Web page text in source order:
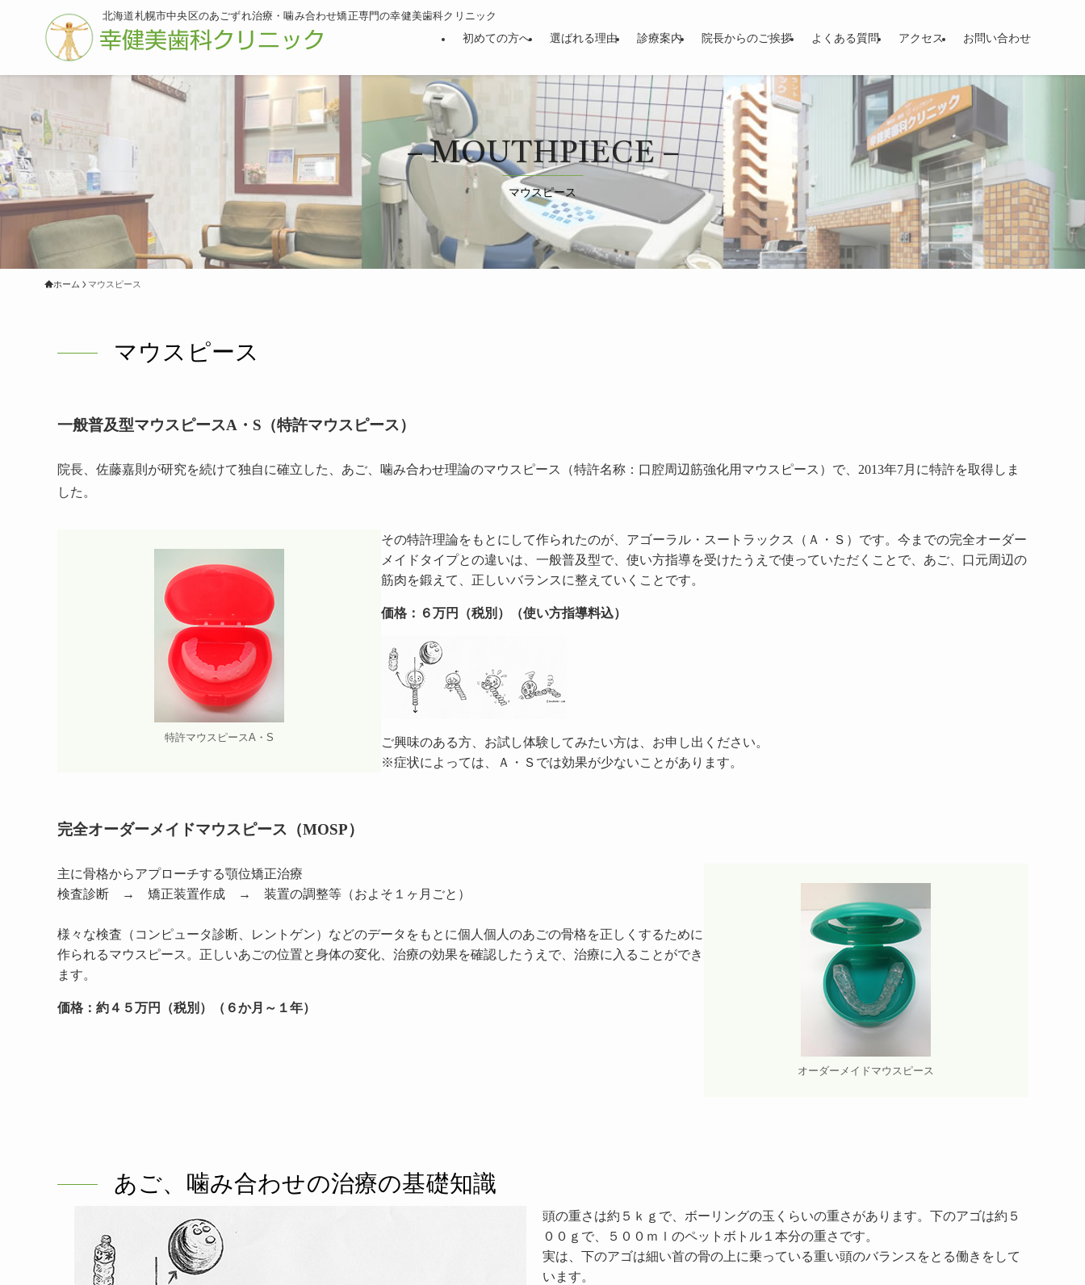
北海道札幌市中央区のあごずれ治療・噛み合わせ矯正専門の幸健美歯科クリニック
初めての方へ 選ばれる理由 診療案内 院長からのご挨拶 よくある質問 アクセス お問い合わせ
マウスピース
– MOUTHPIECE –
ホーム マウスピース
マウスピース
一般普及型マウスピースA・S（特許マウスピース）
院長、佐藤嘉則が研究を続けて独自に確立した、あご、噛み合わせ理論のマウスピース（特許名称：口腔周辺筋強化用マウスピース）で、2013年7月に特許を取得しま
した。
特許マウスピースA・S
その特許理論をもとにして作られたのが、アゴーラル・スートラックス（Ａ・Ｓ）です。今までの完全オーダー
メイドタイプとの違いは、一般普及型で、使い方指導を受けたうえで使っていただくことで、あご、口元周辺の
筋肉を鍛えて、正しいバランスに整えていくことです。
価格：６万円（税別）（使い方指導料込）
ご興味のある方、お試し体験してみたい方は、お申し出ください。
※症状によっては、Ａ・Ｓでは効果が少ないことがあります。
完全オーダーメイドマウスピース（MOSP）
主に骨格からアプローチする顎位矯正治療
検査診断 → 矯正装置作成 → 装置の調整等（およそ１ヶ月ごと）
様々な検査（コンピュータ診断、レントゲン）などのデータをもとに個人個人のあごの骨格を正しくするために
作られるマウスピース。正しいあごの位置と身体の変化、治療の効果を確認したうえで、治療に入ることができ
ます。
価格：約４５万円（税別）（６か月～１年）
オーダーメイドマウスピース
あご、噛み合わせの治療の基礎知識
頭の重さは約５ｋｇで、ボーリングの玉くらいの重さがあります。下のアゴは約５
００ｇで、５００ｍｌのペットボトル１本分の重さです。
実は、下のアゴは細い首の骨の上に乗っている重い頭のバランスをとる働きをして
います。